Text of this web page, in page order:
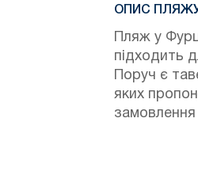
ОПИС
Пляж у
підходить
Поруч є
яких
замовлення